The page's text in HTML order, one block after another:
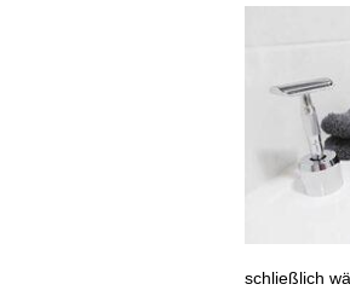
schließlich